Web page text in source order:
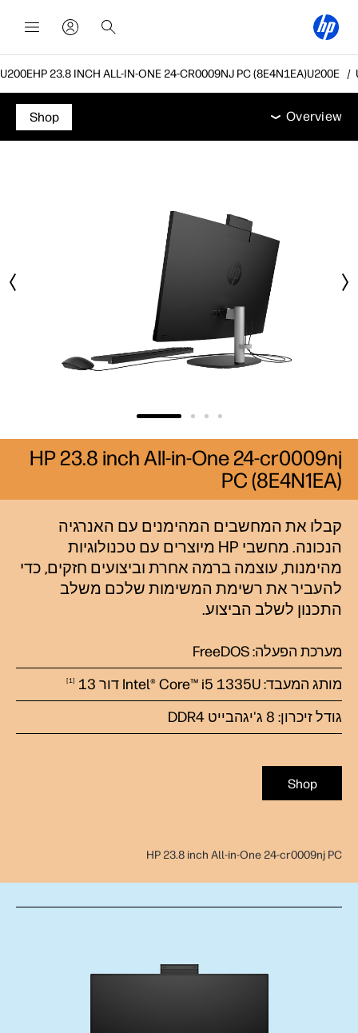
HP 23.8 INCH ALL-IN-ONE 24-CR0009NJ PC (8E4N1EA)
Overview מאפיינים מפרט טכני אביזרים
תמיכה
Overview
Shop
קבלו את המחשבים המהימנים עם האנרגיה
הנכונה. מחשבי HP מיוצרים עם טכנולוגיות
מהימנות, עוצמה ברמה אחרת וביצועים חזקים, כדי
להעביר את רשימת המשימות שלכם משלב
התכנון לשלב הביצוע.
מערכת הפעלה: FreeDOS
מותג המעבד: Intel® Core™ i5 1335U דור
13
1
גודל זיכרון: 8 ג'יגהבייט DDR4
Shop
HP 23.8 inch All-in-One 24-cr0009nj PC
HP 23.8 inch All-in-One 24-cr0009nj
PC (8E4N1EA)